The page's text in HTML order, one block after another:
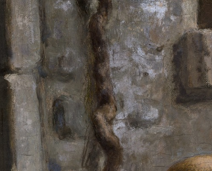
5
个
看
点
1
2
3
4
5